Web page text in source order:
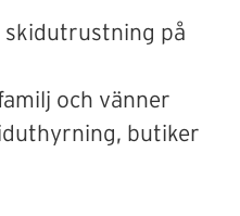
skidutrustning på
och vänner
butiker